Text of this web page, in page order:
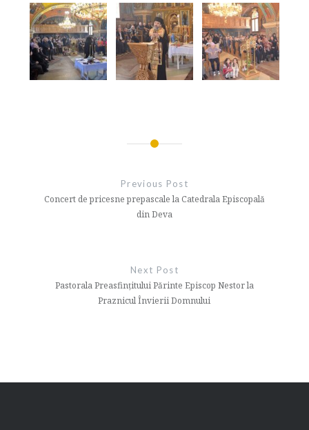
articole
Previous Post
Concert de pricesne prepascale la Catedrala Episcopală
din Deva
Next Post
Pastorala Preasfințitului Părinte Episcop Nestor la
Praznicul Învierii Domnului